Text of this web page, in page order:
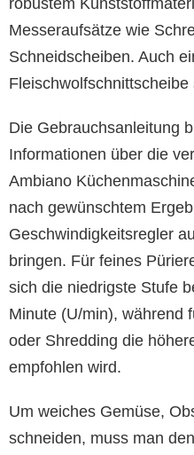
robustem
Messeraufsätze wie
Schneidscheiben. Auch
Fleischwolfschnittscheibe
Die Gebrauchsanleitung
Informationen über die
Ambiano
nach gewünschtem
Geschwindigkeitsregler
bringen. Für feines
sich die niedrigste Stufe
Minute (U/min), während
oder Shredding die
empfohlen wird.
Um weiches Gemüse,
schneiden, muss man